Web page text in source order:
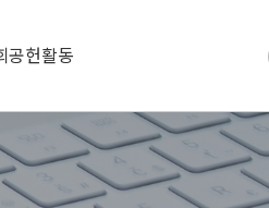
공헌활동